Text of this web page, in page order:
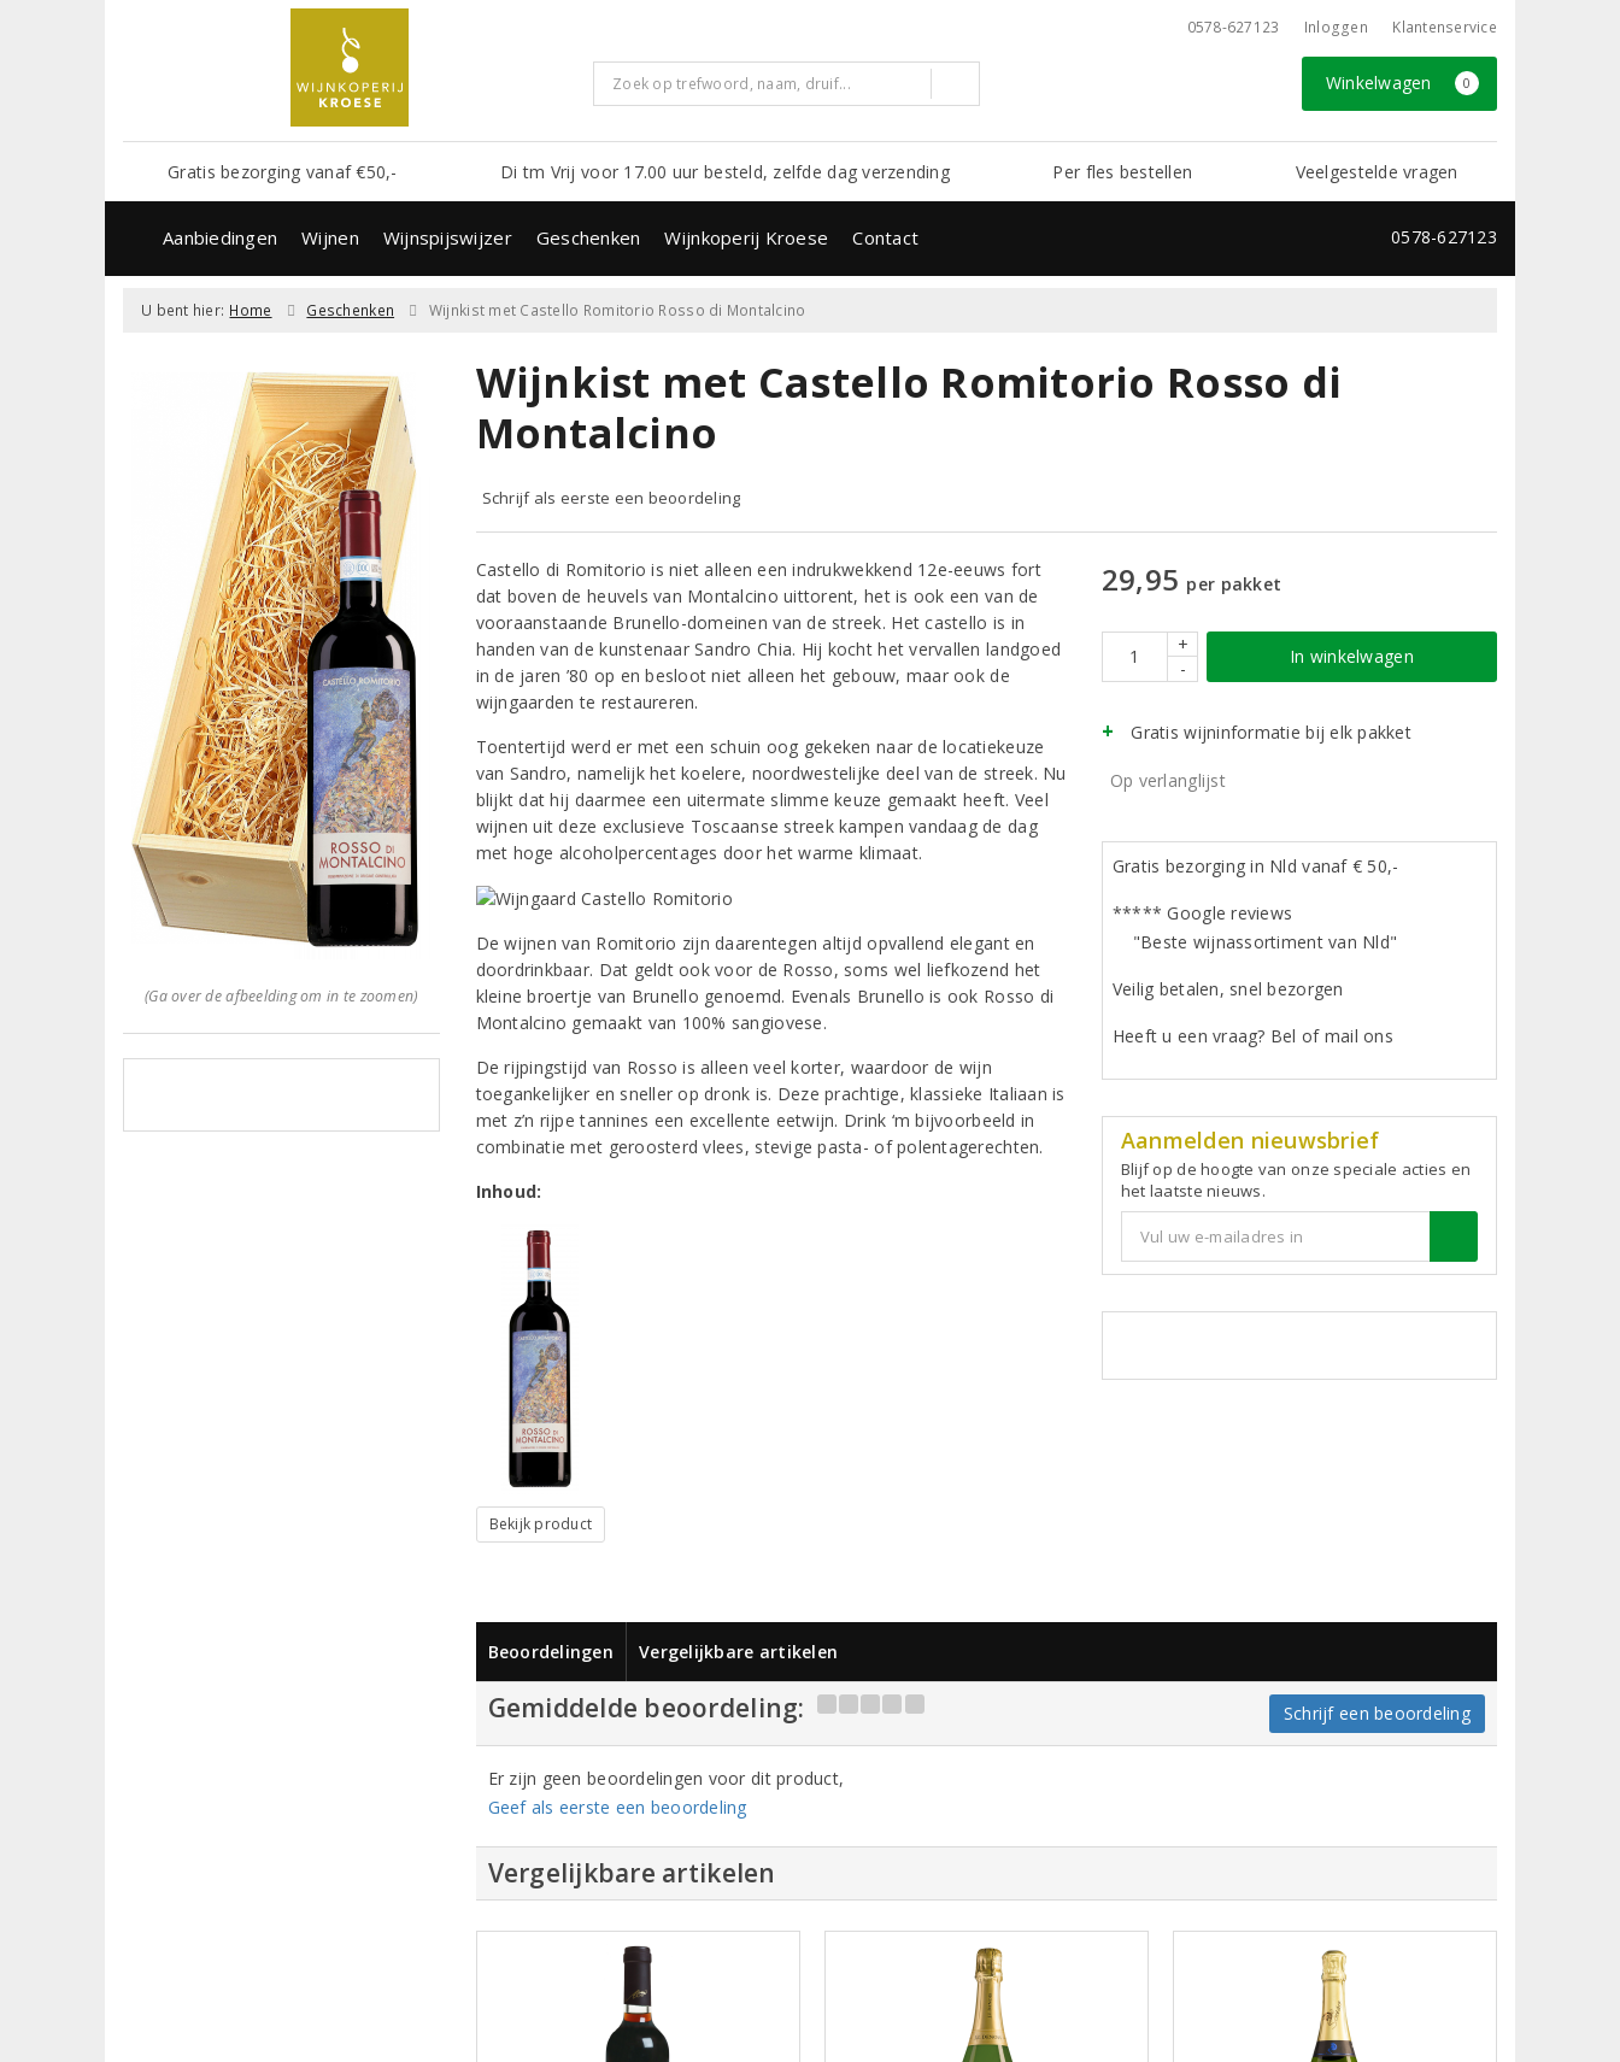
0578-627123 Inloggen Klantenservice
Winkelwagen 0
Gratis bezorging vanaf €50,- Di tm Vrij voor 17.00 uur besteld, zelfde dag verzending Per fles bestellen Veelgestelde vragen
Aanbiedingen Wijnen Wijnspijswijzer Geschenken Wijnkoperij Kroese Contact 0578-627123
U bent hier: Home Geschenken Wijnkist met Castello Romitorio Rosso di Montalcino
(Ga over de afbeelding om in te zoomen)
Wijnkist met Castello Romitorio Rosso di
Montalcino
Schrijf als eerste een beoordeling
Castello di Romitorio is niet alleen een indrukwekkend 12e-eeuws fort
dat boven de heuvels van Montalcino uittorent, het is ook een van de
vooraanstaande Brunello-domeinen van de streek. Het castello is in
handen van de kunstenaar Sandro Chia. Hij kocht het vervallen landgoed
in de jaren ’80 op en besloot niet alleen het gebouw, maar ook de
wijngaarden te restaureren.
Toentertijd werd er met een schuin oog gekeken naar de locatiekeuze
van Sandro, namelijk het koelere, noordwestelijke deel van de streek. Nu
blijkt dat hij daarmee een uitermate slimme keuze gemaakt heeft. Veel
wijnen uit deze exclusieve Toscaanse streek kampen vandaag de dag
met hoge alcoholpercentages door het warme klimaat.
De wijnen van Romitorio zijn daarentegen altijd opvallend elegant en
doordrinkbaar. Dat geldt ook voor de Rosso, soms wel liefkozend het
kleine broertje van Brunello genoemd. Evenals Brunello is ook Rosso di
Montalcino gemaakt van 100% sangiovese.
De rijpingstijd van Rosso is alleen veel korter, waardoor de wijn
toegankelijker en sneller op dronk is. Deze prachtige, klassieke Italiaan is
met z’n rijpe tannines een excellente eetwijn. Drink ‘m bijvoorbeeld in
combinatie met geroosterd vlees, stevige pasta- of polentagerechten.
Inhoud:
Bekijk product
29,95 per pakket
+
-
In winkelwagen
Gratis wijninformatie bij elk pakket
Op verlanglijst
Gratis bezorging in Nld vanaf € 50,-
***** Google reviews
"Beste wijnassortiment van Nld"
Veilig betalen, snel bezorgen
Heeft u een vraag? Bel of mail ons
Aanmelden nieuwsbrief
Blijf op de hoogte van onze speciale acties en
het laatste nieuws.
Beoordelingen Vergelijkbare artikelen
Gemiddelde beoordeling: Schrijf een beoordeling
Er zijn geen beoordelingen voor dit product,
Geef als eerste een beoordeling
Vergelijkbare artikelen